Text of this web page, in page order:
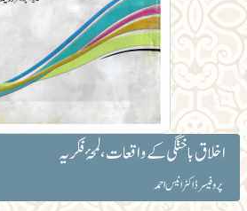
اخلاق باختگی کے واقعات، لمحۂ فکریہ
پروفیسر ڈاکٹر انیس احمد